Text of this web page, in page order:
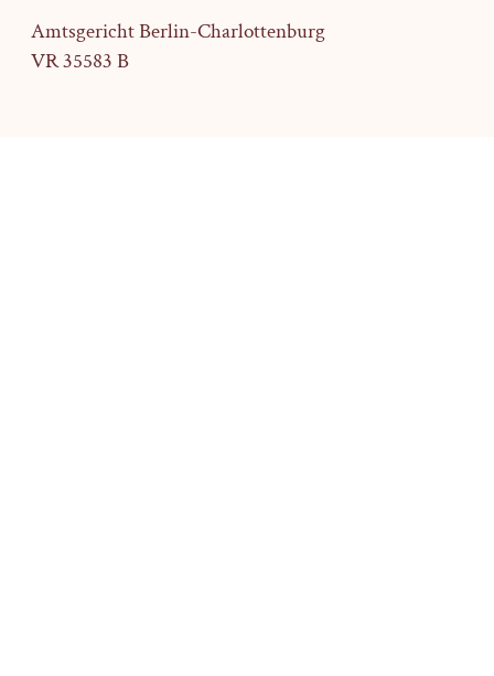
Amtsgericht Berlin-Charlottenburg
VR 35583 B